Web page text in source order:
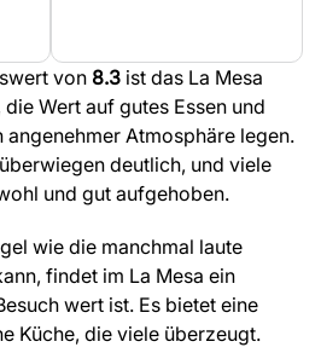
von 8.3 ist das La Mesa
Wert auf gutes Essen und
Atmosphäre legen.
deutlich, und viele
und gut aufgehoben.
wie die manchmal laute
findet im La Mesa ein
wert ist. Es bietet eine
Küche, die viele überzeugt.